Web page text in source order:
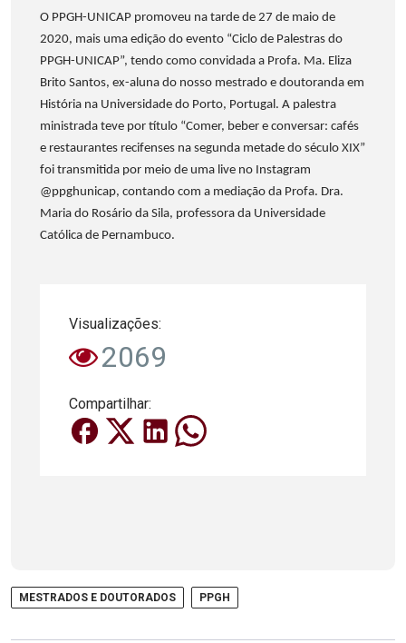
O PPGH-UNICAP promoveu na tarde de 27 de maio de
2020, mais uma edição do evento “Ciclo de Palestras do
PPGH-UNICAP”, tendo como convidada a Profa. Ma. Eliza
Brito Santos, ex-aluna do nosso mestrado e doutoranda em
História na Universidade do Porto, Portugal. A palestra
ministrada teve por título “Comer, beber e conversar: cafés
e restaurantes recifenses na segunda metade do século XIX”
foi transmitida por meio de uma live no Instagram
@ppghunicap, contando com a mediação da Profa. Dra.
Maria do Rosário da Sila, professora da Universidade
Católica de Pernambuco.
Visualizações:
2069
Compartilhar:
MESTRADOS E DOUTORADOS PPGH